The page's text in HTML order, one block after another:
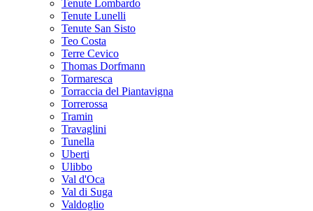
Tenute Lombardo
Tenute Lunelli
Tenute San Sisto
Teo Costa
Terre Cevico
Thomas Dorfmann
Tormaresca
Torraccia del Piantavigna
Torrerossa
Tramin
Travaglini
Tunella
Uberti
Ulibbo
Val d'Oca
Val di Suga
Valdoglio